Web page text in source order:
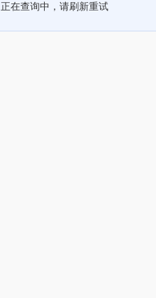
正在查询中，请刷新重试